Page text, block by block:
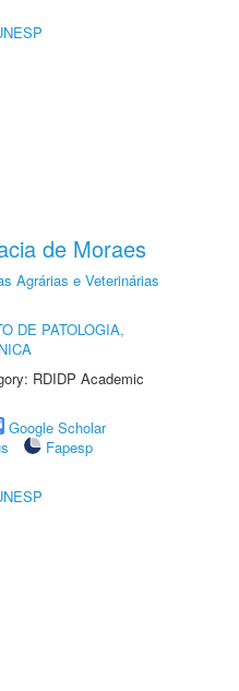
de Moraes
Agrárias e Veterinárias
DE PATOLOGIA,
RDIDP Academic
Google Scholar
Fapesp